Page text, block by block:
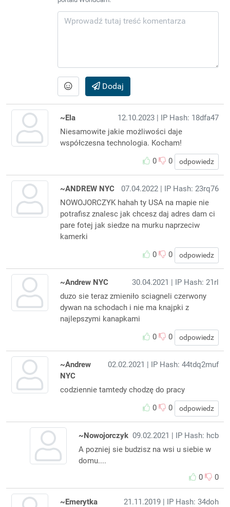
Dodaj
12.10.2023 | IP Hash: 18dfa47
~Ela
Niesamowite jakie możliwości daje
współczesna technologia. Kocham!
0
0 odpowiedz
07.04.2022 | IP Hash: 23rq76
~ANDREW NYC
NOWOJORCZYK hahah ty USA na mapie nie
potrafisz znalesc jak chcesz daj adres dam ci
pare fotej jak siedze na murku naprzeciw
kamerki
0
0 odpowiedz
30.04.2021 | IP Hash: 21rl
~Andrew NYC
duzo sie teraz zmieniło sciagneli czerwony
dywan na schodach i nie ma knajpki z
najlepszymi kanapkami
0
0 odpowiedz
02.02.2021 | IP Hash: 44tdq2muf
~Andrew
NYC
codziennie tamtedy chodzę do pracy
0
0 odpowiedz
09.02.2021 | IP Hash: hcb
~Nowojorczyk
A pozniej sie budzisz na wsi u siebie w
domu....
0
0
21.11.2019 | IP Hash: 34doh
~Emerytka